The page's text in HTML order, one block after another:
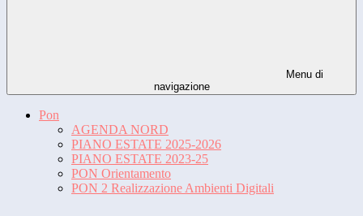
Menu di
navigazione
Pon
AGENDA NORD
PIANO ESTATE 2025-2026
PIANO ESTATE 2023-25
PON Orientamento
PON 2 Realizzazione Ambienti Digitali